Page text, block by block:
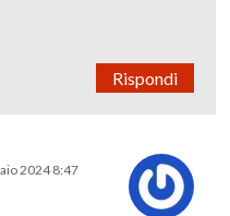
Rispondi
2024 8:47